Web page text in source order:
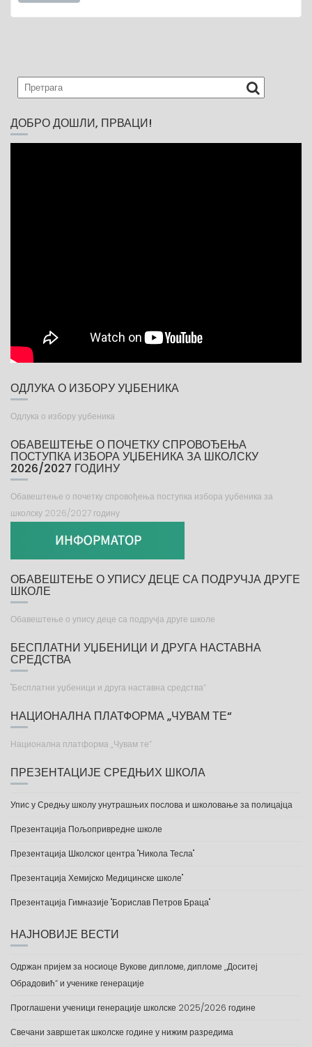
ДОБРО ДОШЛИ, ПРВАЦИ!
ОДЛУКА О ИЗБОРУ УЏБЕНИКА
Одлука о избору уџбеника
ОБАВЕШТЕЊЕ О ПОЧЕТКУ СПРОВОЂЕЊА
ПОСТУПКА ИЗБОРА УЏБЕНИКА ЗА ШКОЛСКУ
2026/2027 ГОДИНУ
Обавештење о почетку спровођења поступка избора уџбеника за
школску 2026/2027 годину
ОБАВЕШТЕЊЕ О УПИСУ ДЕЦЕ СА ПОДРУЧЈА ДРУГЕ
ШКОЛЕ
Обавештење о упису деце са подручја друге школе
БЕСПЛАТНИ УЏБЕНИЦИ И ДРУГА НАСТАВНА
СРЕДСТВА
"Бесплатни уџбеници и друга наставна средства“
НАЦИОНАЛНА ПЛАТФОРМА „ЧУВАМ ТЕ“
Национална платформа „Чувам те“
ПРЕЗЕНТАЦИЈЕ СРЕДЊИХ ШКОЛА
Упис у Средњу школу унутрашњих послова и школовање за полицајца
Презентација Пољопривредне школе
Презентација Школског центра "Никола Тесла"
Презентација Хемијско Медицинске школе"
Презентација Гимназије "Борислав Петров Браца"
НАЈНОВИЈЕ ВЕСТИ
Одржан пријем за носиоце Вукове дипломе, дипломе „Доситеј
Обрадовић“ и ученике генерације
Проглашени ученици генерације школске 2025/2026 године
Свечани завршетак школске године у нижим разредима